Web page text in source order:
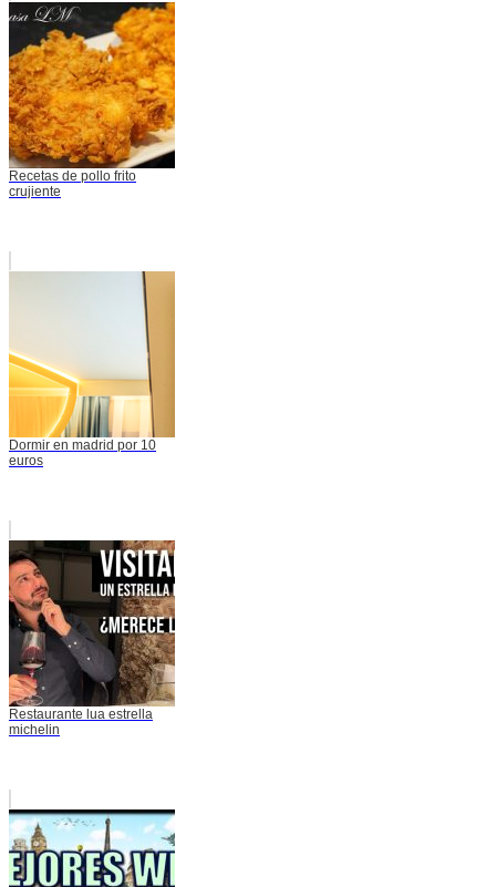
Recetas de pollo frito
crujiente
Dormir en madrid por 10
euros
Restaurante lua estrella
michelin